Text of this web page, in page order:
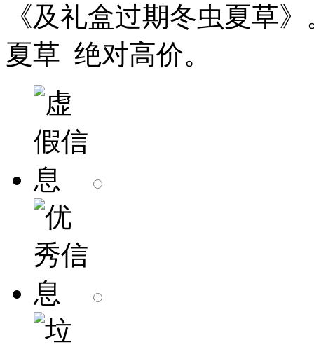
《及礼盒过期冬虫夏草
夏草 绝对高价。